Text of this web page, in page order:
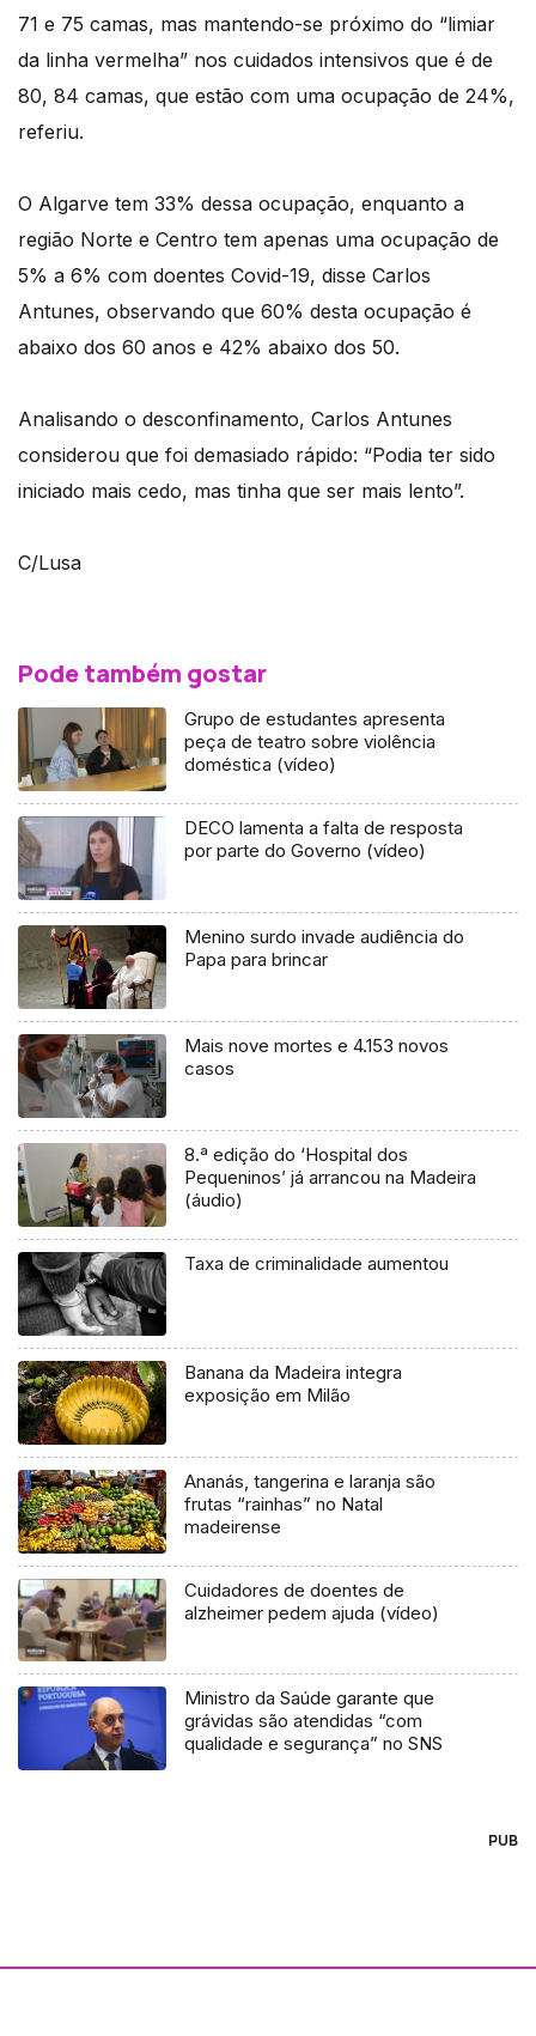
71 e 75 camas, mas mantendo-se próximo do “limiar
da linha vermelha” nos cuidados intensivos que é de
80, 84 camas, que estão com uma ocupação de 24%,
referiu.
O Algarve tem 33% dessa ocupação, enquanto a
região Norte e Centro tem apenas uma ocupação de
5% a 6% com doentes Covid-19, disse Carlos
Antunes, observando que 60% desta ocupação é
abaixo dos 60 anos e 42% abaixo dos 50.
Analisando o desconfinamento, Carlos Antunes
considerou que foi demasiado rápido: “Podia ter sido
iniciado mais cedo, mas tinha que ser mais lento”.
C/Lusa
Pode também gostar
Grupo de estudantes apresenta
peça de teatro sobre violência
doméstica (vídeo)
DECO lamenta a falta de resposta
por parte do Governo (vídeo)
Menino surdo invade audiência do
Papa para brincar
Mais nove mortes e 4.153 novos
casos
8.ª edição do ‘Hospital dos
Pequeninos’ já arrancou na Madeira
(áudio)
Taxa de criminalidade aumentou
Banana da Madeira integra
exposição em Milão
Ananás, tangerina e laranja são
frutas “rainhas” no Natal
madeirense
Cuidadores de doentes de
alzheimer pedem ajuda (vídeo)
Ministro da Saúde garante que
grávidas são atendidas “com
qualidade e segurança” no SNS
PUB